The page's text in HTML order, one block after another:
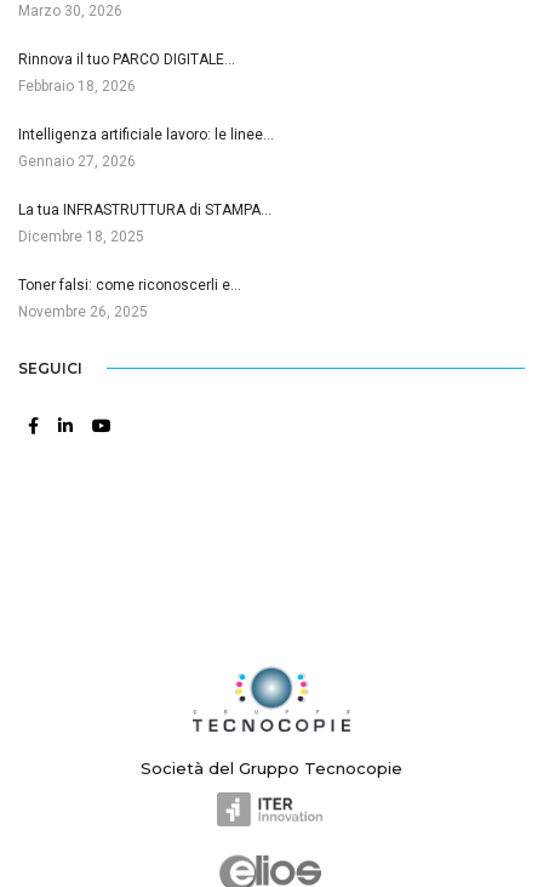
Marzo 30, 2026
Rinnova il tuo PARCO DIGITALE…
Febbraio 18, 2026
Intelligenza artificiale lavoro: le linee…
Gennaio 27, 2026
La tua INFRASTRUTTURA di STAMPA…
Dicembre 18, 2025
Toner falsi: come riconoscerli e…
Novembre 26, 2025
SEGUICI
Società del Gruppo Tecnocopie